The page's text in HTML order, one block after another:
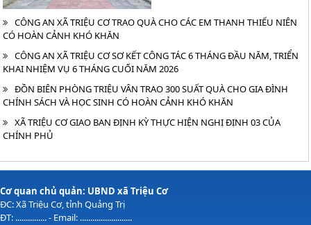
CÔNG AN XÃ TRIỆU CƠ TRAO QUÀ CHO CÁC EM THANH THIẾU NIÊN
CÓ HOÀN CẢNH KHÓ KHĂN
CÔNG AN XÃ TRIỆU CƠ SƠ KẾT CÔNG TÁC 6 THÁNG ĐẦU NĂM, TRIỂN
KHAI NHIỆM VỤ 6 THÁNG CUỐI NĂM 2026
ĐỒN BIÊN PHÒNG TRIỆU VÂN TRAO 300 SUẤT QUÀ CHO GIA ĐÌNH
CHÍNH SÁCH VÀ HỌC SINH CÓ HOÀN CẢNH KHÓ KHĂN
XÃ TRIỆU CƠ GIAO BAN ĐỊNH KỲ THỰC HIỆN NGHỊ ĐỊNH 03 CỦA
CHÍNH PHỦ
Cơ quan chủ quản: UBND xã Triệu Cơ
ĐC: Xã Triệu Cơ, tỉnh Quảng Trị
ĐT: ............... - Email: .........................